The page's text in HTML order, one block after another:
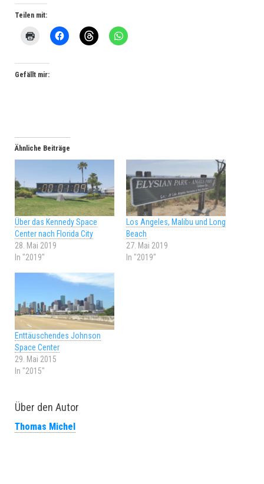
Teilen mit:
Gefällt mir:
Ähnliche Beiträge
Über das Kennedy Space
Center nach Florida City
28. Mai 2019
In "2019"
Los Angeles, Malibu und Long
Beach
27. Mai 2019
In "2019"
Enttäuschendes Johnson
Space Center
29. Mai 2015
In "2015"
Über den Autor
Thomas Michel